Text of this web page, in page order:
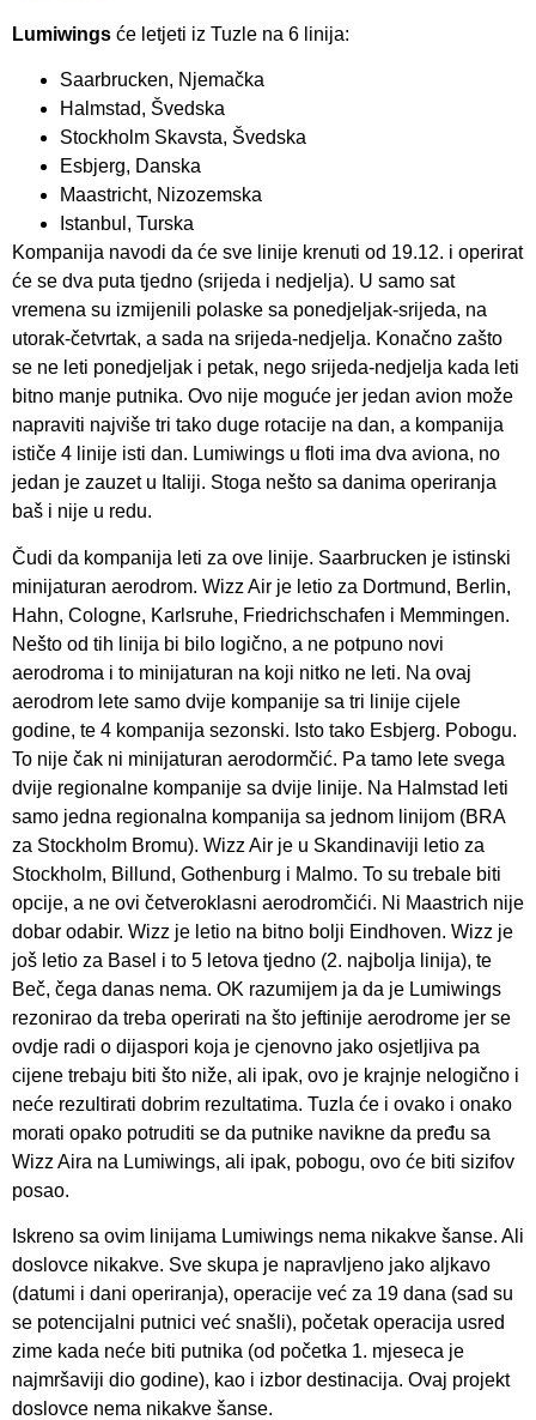
Lumiwings će letjeti iz Tuzle na 6 linija:
Saarbrucken, Njemačka
Halmstad, Švedska
Stockholm Skavsta, Švedska
Esbjerg, Danska
Maastricht, Nizozemska
Istanbul, Turska
Kompanija navodi da će sve linije krenuti od 19.12. i operirat
će se dva puta tjedno (srijeda i nedjelja). U samo sat
vremena su izmijenili polaske sa ponedjeljak-srijeda, na
utorak-četvrtak, a sada na srijeda-nedjelja. Konačno zašto
se ne leti ponedjeljak i petak, nego srijeda-nedjelja kada leti
bitno manje putnika. Ovo nije moguće jer jedan avion može
napraviti najviše tri tako duge rotacije na dan, a kompanija
ističe 4 linije isti dan. Lumiwings u floti ima dva aviona, no
jedan je zauzet u Italiji. Stoga nešto sa danima operiranja
baš i nije u redu.
Čudi da kompanija leti za ove linije. Saarbrucken je istinski
minijaturan aerodrom. Wizz Air je letio za Dortmund, Berlin,
Hahn, Cologne, Karlsruhe, Friedrichschafen i Memmingen.
Nešto od tih linija bi bilo logično, a ne potpuno novi
aerodroma i to minijaturan na koji nitko ne leti. Na ovaj
aerodrom lete samo dvije kompanije sa tri linije cijele
godine, te 4 kompanija sezonski. Isto tako Esbjerg. Pobogu.
To nije čak ni minijaturan aerodormčić. Pa tamo lete svega
dvije regionalne kompanije sa dvije linije. Na Halmstad leti
samo jedna regionalna kompanija sa jednom linijom (BRA
za Stockholm Bromu). Wizz Air je u Skandinaviji letio za
Stockholm, Billund, Gothenburg i Malmo. To su trebale biti
opcije, a ne ovi četveroklasni aerodromčići. Ni Maastrich nije
dobar odabir. Wizz je letio na bitno bolji Eindhoven. Wizz je
još letio za Basel i to 5 letova tjedno (2. najbolja linija), te
Beč, čega danas nema. OK razumijem ja da je Lumiwings
rezonirao da treba operirati na što jeftinije aerodrome jer se
ovdje radi o dijaspori koja je cjenovno jako osjetljiva pa
cijene trebaju biti što niže, ali ipak, ovo je krajnje nelogično i
neće rezultirati dobrim rezultatima. Tuzla će i ovako i onako
morati opako potruditi se da putnike navikne da pređu sa
Wizz Aira na Lumiwings, ali ipak, pobogu, ovo će biti sizifov
posao.
Iskreno sa ovim linijama Lumiwings nema nikakve šanse. Ali
doslovce nikakve. Sve skupa je napravljeno jako aljkavo
(datumi i dani operiranja), operacije već za 19 dana (sad su
se potencijalni putnici već snašli), početak operacija usred
zime kada neće biti putnika (od početka 1. mjeseca je
najmršaviji dio godine), kao i izbor destinacija. Ovaj projekt
doslovce nema nikakve šanse.